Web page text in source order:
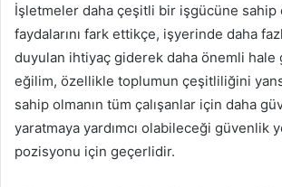
İşletmeler daha çeşitli bir işgücüne sahip
faydalarını fark ettikçe, işyerinde daha
duyulan ihtiyaç giderek daha önemli hale
eğilim, özellikle toplumun çeşitliliğini
sahip olmanın tüm çalışanlar için daha
yaratmaya yardımcı olabileceği güvenlik
pozisyonu için geçerlidir.